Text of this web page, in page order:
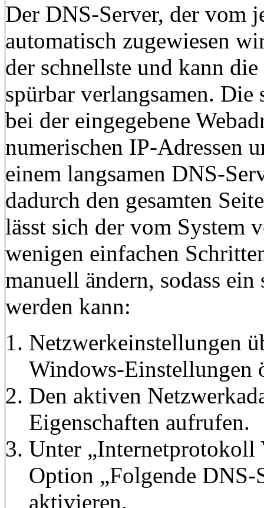
Der DNS-Server, der vom
automatisch zugewiesen
der schnellste und kann
spürbar verlangsamen. Die
bei der eingegebene
numerischen IP-Adressen
einem langsamen DNS-
dadurch den gesamten
lässt sich der vom System
wenigen einfachen
manuell ändern, sodass
werden kann:
Netzwerkeinstellungen
Windows-Einstellungen
Den aktiven
Eigenschaften aufrufen.
Unter
Option „Folgende DNS-
aktivieren.